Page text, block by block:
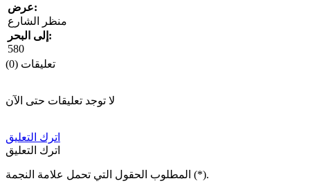
عرض:
منظر الشارع
إلى البحر:
580
تعليقات (0)
لا توجد تعليقات حتى الآن
اترك التعليق
اترك التعليق
المطلوب الحقول التي تحمل علامة النجمة (*).